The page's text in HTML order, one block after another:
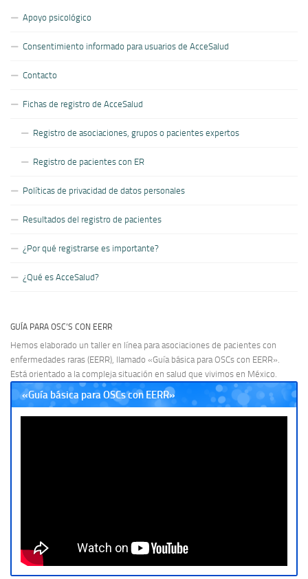
Apoyo psicológico
Consentimiento informado para usuarios de AcceSalud
Contacto
Fichas de registro de AcceSalud
Registro de asociaciones, grupos o pacientes expertos
Registro de pacientes con ER
Políticas de privacidad de datos personales
Resultados del registro de pacientes
¿Por qué registrarse es importante?
¿Qué es AcceSalud?
GUÍA PARA OSC’S CON EERR
Hemos elaborado un taller en línea para asociaciones de pacientes con
enfermedades raras (EERR), llamado «Guía básica para OSCs con EERR».
Está orientado a la compleja situación en salud que vivimos en México.
«Guía básica para OSCs con EERR»